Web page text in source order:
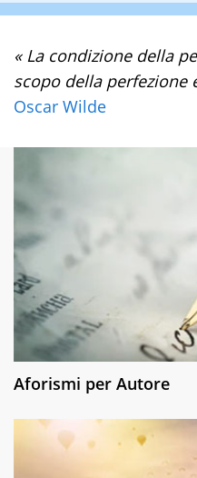
« La condizione della
scopo della perfezione
Oscar Wilde
Aforismi per Autore